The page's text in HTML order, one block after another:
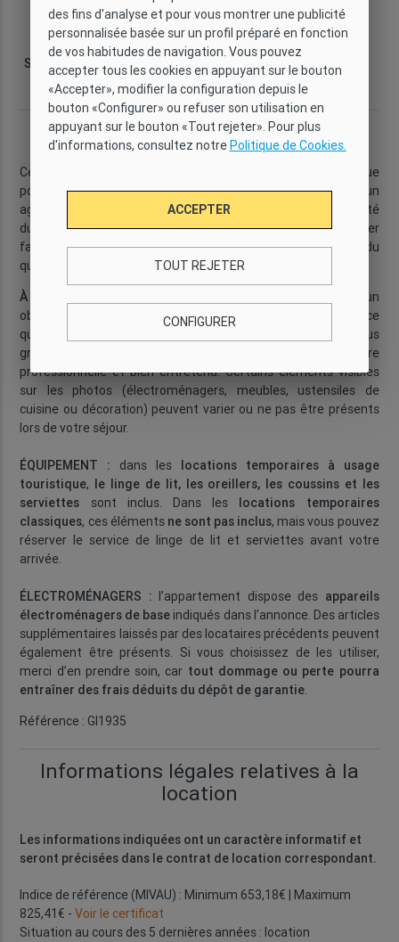
Type
De base
Wi-Fi
Oui
Capacité
2
Chambres
1
Salles de bain
Surface
33 m
2
Étage
0
Quartier
Barceloneta
Description
Cet
est une option pratique
pour unelocation temporaire à Barcelone, offrant un
agencement fonctionnel et un emplacement idéal à proximité
du front de mer. Sa situation vous permet de profiter
facilement de la plage ainsi que de tous les services du
quotidien.
En savoir plus
À SAVOIR :
Les images de cette page ont été prises avec un
objectif grand angle pour montrer l’ensemble de l’espace, ce
qui peut donner l’impression que les pièces sont un peu plus
grandes qu’en réalité. L’appartement est géré de manière
professionnelle et bien entretenu. Certains éléments visibles
sur les photos (électroménagers, meubles, ustensiles de
cuisine ou décoration) peuvent varier ou ne pas être présents
lors de votre séjour.
ÉQUIPEMENT : dans les
locations temporaires à usage
touristique,
le linge de lit, les oreillers, les coussins et les
serviettes sont inclus. Dans les
locations temporaires
classiques, ces éléments ne sont pas inclus, mais vous pouvez
réserver le service de linge de lit et serviettes avant votre
arrivée.
ÉLECTROMÉNAGERS : l’appartement dispose des appareils
électroménagers de base indiqués dans l’annonce. Des articles
supplémentaires laissés par des locataires précédents peuvent
également être présents. Si vous choisissez de les utiliser,
merci d’en prendre soin, car tout dommage ou perte pourra
entraîner des frais déduits du dépôt de garantie.
Référence : GI1935
Informations légales relatives à la
location
Les informations indiquées ont un caractère informatif et
seront précisées dans le contrat de location correspondant.
Indice de référence (MIVAU) : Minimum 653,18€ | Maximum
825,41€ -Voir le certificat
Situation au cours des 5 dernières années : location
des fins d'analyse et pour vous montrer une publicité
personnalisée basée sur un profil préparé en fonction
de vos habitudes de navigation. Vous pouvez
accepter tous les cookies en appuyant sur le bouton
«Accepter», modifier la configuration depuis le
bouton «Configurer» ou refuser son utilisation en
appuyant sur le bouton «Tout rejeter». Pour plus
d'informations, consultez notrePolitique de Cookies.
ACCEPTER
TOUT REJETER
CONFIGURER